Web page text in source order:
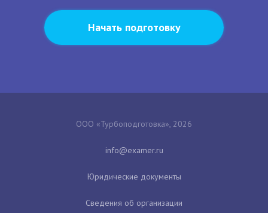
Начать подготовку
ООО «Турбоподготовка», 2026
Юридические документы
Сведения об организации